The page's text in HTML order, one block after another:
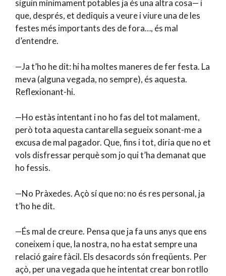
siguin mínimament potables ja és una altra cosa— i
que, després, et dediquis a veure i viure una de les
festes més importants des de fora…, és mal
d’entendre.
—Ja t’ho he dit: hi ha moltes maneres de fer festa. La
meva (alguna vegada, no sempre), és aquesta.
Reflexionant-hi.
—Ho estàs intentant i no ho fas del tot malament,
però tota aquesta cantarella segueix sonant-me a
excusa de mal pagador. Que, fins i tot, diria que no et
vols disfressar perquè som jo qui t’ha demanat que
ho fessis.
—No Pràxedes. Açò sí que no: no és res personal, ja
t’ho he dit.
—És mal de creure. Pensa que ja fa uns anys que ens
coneixem i que, la nostra, no ha estat sempre una
relació gaire fàcil. Els desacords són freqüents. Per
açò, per una vegada que he intentat crear bon rotllo